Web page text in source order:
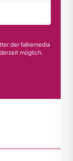
der falkemedia
möglich.